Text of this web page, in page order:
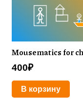
Mousematics for
400₽
В корзину